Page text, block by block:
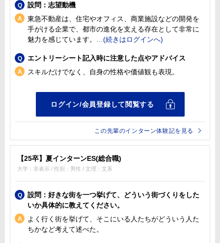
設問：志望動機
東急不動産は、住宅やオフィス、商業施設などの開発を
手がける企業で、都市の進化を支える存在として非常に
魅力を感じています。
エントリーシート記入時に注意した点やアドバイス
スキルだけでなく、自身の性格や価値観も表現。
この先輩のインターン体験記を見る
【25卒】夏インターンES(総合職)
大学：非表示 / 性別：男性 / 文理：文系
設問：好きな街を一つ挙げて、どういう街づくりをした
いか具体的に教えてください。
よく行く街を挙げて、そこにいる人たちがどういう人た
ちかなど考えて述べた。